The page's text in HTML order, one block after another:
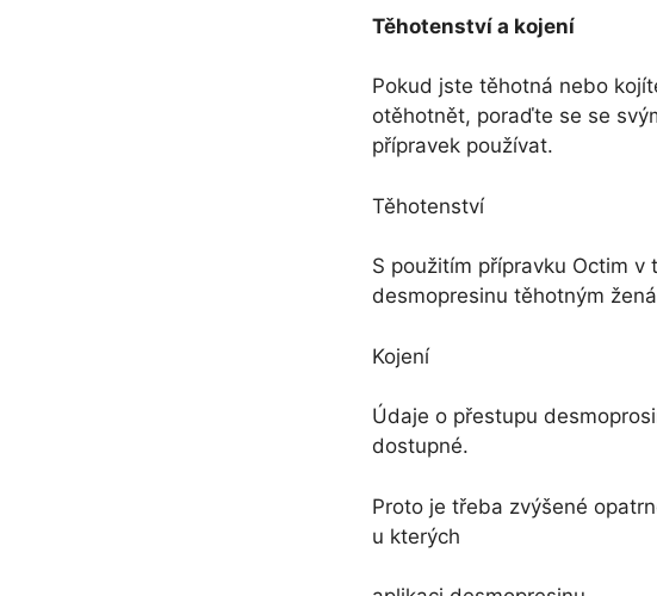
Těhotenství a kojení
Pokud jste těhotná nebo
otěhotnět, poraďte se se
přípravek používat.
Těhotenství
S použitím přípravku Octim
desmopresinu těhotným
Kojení
Údaje o přestupu
dostupné.
Proto je třeba zvýšené
u kterých